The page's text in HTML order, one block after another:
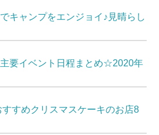
キャンプをエンジョイ♪見晴らし
要イベント日程まとめ☆2020年
すめクリスマスケーキのお店8